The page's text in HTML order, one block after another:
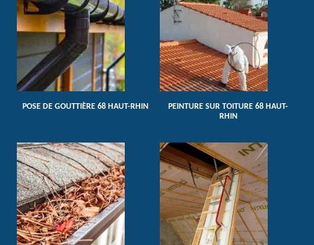
POSE DE GOUTTIÈRE 68 HAUT-RHIN
PEINTURE SUR TOITURE 68 HAUT-
RHIN